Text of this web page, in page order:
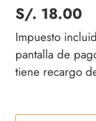
Precio
habitual
S/. 18.00
Impuesto
pantalla de
tiene recargo